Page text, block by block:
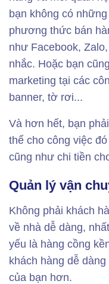
bạn không có
phương thức bán
như Facebook,
nhắc. Hoặc bạn
marketing tại các
banner, tờ rơi...
Và hơn hết, bạn
thể cho công việc
cũng như chi tiền
Quản lý vận
Không phải khách
về nhà dễ dàng,
yếu là hàng cồng
khách hàng dễ
của bạn hơn.